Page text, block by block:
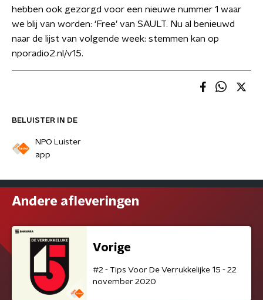
BELUISTER IN DE
NPO Luister
app
hebben ook gezorgd voor een nieuwe nummer 1 waar
we blij van worden: ‘Free’ van SAULT. Nu al benieuwd
naar de lijst van volgende week: stemmen kan op
nporadio2.nl/v15.
Andere afleveringen
Vorige
#2 - Tips Voor De Verrukkelijke 15 - 22
november 2020